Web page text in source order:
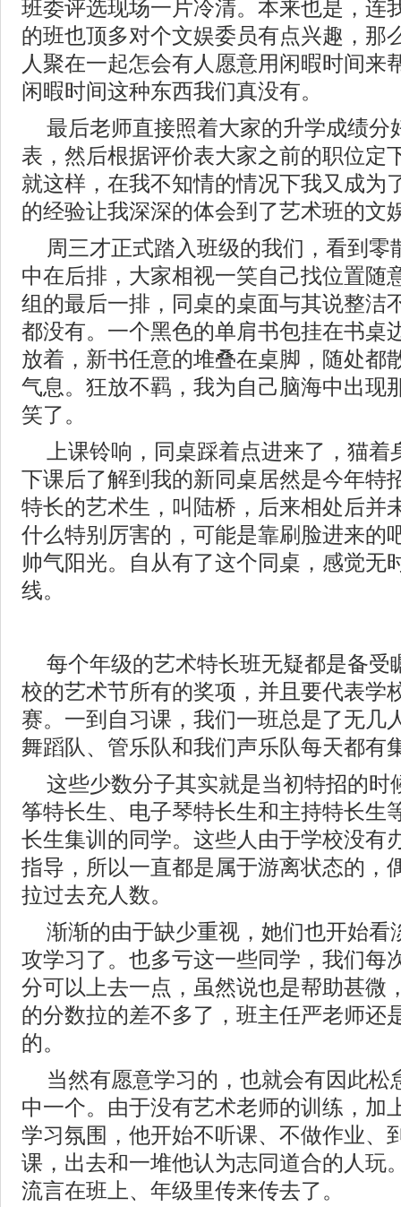
班委评选现场一片冷清。本来也是，连
的班也顶多对个文娱委员有点兴趣，那
人聚在一起怎会有人愿意用闲暇时间来
闲暇时间这种东西我们真没有。
最后老师直接照着大家的升学成绩分
表，然后根据评价表大家之前的职位定
就这样，在我不知情的情况下我又成为
的经验让我深深的体会到了艺术班的文
周三才正式踏入班级的我们，看到零
中在后排，大家相视一笑自己找位置随
组的最后一排，同桌的桌面与其说整洁
都没有。一个黑色的单肩书包挂在书桌
放着，新书任意的堆叠在桌脚，随处都
气息。狂放不羁，我为自己脑海中出现
笑了。
上课铃响，同桌踩着点进来了，猫
下课后了解到我的新同桌居然是今年特
特长的艺术生，叫陆桥，后来相处后并
什么特别厉害的，可能是靠刷脸进来的
帅气阳光。自从有了这个同桌，感觉无
线。
每个年级的艺术特长班无疑都是备受
校的艺术节所有的奖项，并且要代表学
赛。一到自习课，我们一班总是了无几
舞蹈队、管乐队和我们声乐队每天都有
这些少数分子其实就是当初特招的时
筝特长生、电子琴特长生和主持特长生
长生集训的同学。这些人由于学校没有
指导，所以一直都是属于游离状态的，
拉过去充人数。
渐渐的由于缺少重视，她们也开始看
攻学习了。也多亏这一些同学，我们每
分可以上去一点，虽然说也是帮助甚微
的分数拉的差不多了，班主任严老师还
的。
当然有愿意学习的，也就会有因此松
中一个。由于没有艺术老师的训练，加
学习氛围，他开始不听课、不做作业、
课，出去和一堆他认为志同道合的人玩
流言在班上、年级里传来传去了。